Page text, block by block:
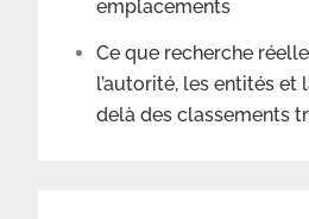
emplacements
Ce que recherche
l’autorité, les entités et
delà des classements